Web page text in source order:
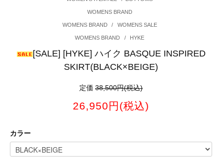
WOMENS BRAND
WOMENS BRAND / WOMENS SALE
WOMENS BRAND / HYKE
[SALE] [HYKE] ハイク BASQUE INSPIRED
SKIRT(BLACK×BEIGE)
定価 38,500円(税込)
26,950円(税込)
カラー